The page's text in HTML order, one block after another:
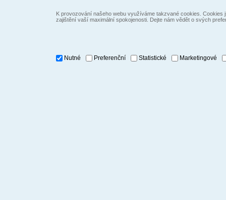
K provozování našeho webu využíváme takzvané cookies.
zajištění vaší maximální spokojenosti. Dejte nám vědět o svých
Nutné Preferenční Statistické Marketingové